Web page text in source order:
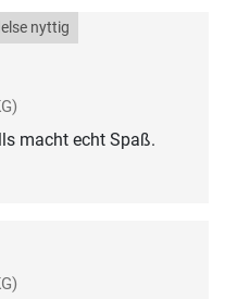
nyttig
macht echt Spaß.